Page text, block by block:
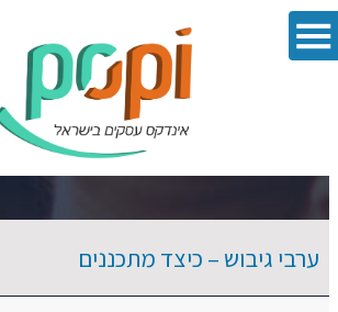
ערבי גיבוש – כיצד מתכננים